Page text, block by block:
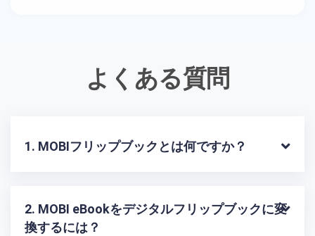
よくある質問
1. MOBIフリップブックとは何ですか？
2. MOBI eBookをデジタルフリップブックに変
換するには？